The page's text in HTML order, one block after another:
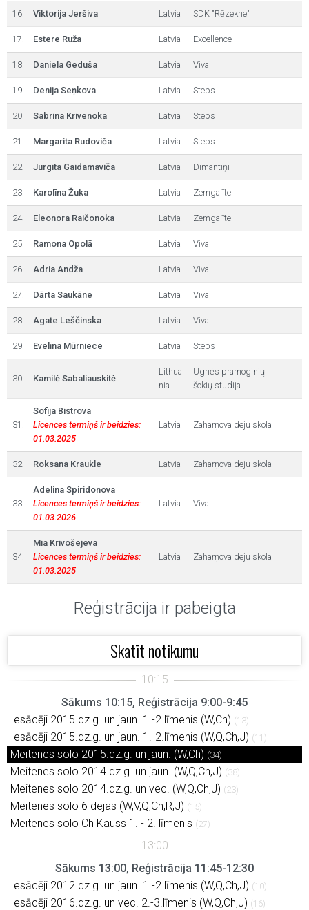
16. Viktorija Jeršiva Latvia SDK "Rēzekne"
17. Estere Ruža Latvia Excellence
18. Daniela Geduša Latvia Viva
19. Denija Seņkova Latvia Steps
20. Sabrina Krivenoka Latvia Steps
21. Margarita Rudoviča Latvia Steps
22. Jurgita Gaidamaviča Latvia Dimantiņi
23. Karolīna Žuka Latvia Zemgalīte
24. Eleonora Raičonoka Latvia Zemgalīte
25. Ramona Opolā Latvia Viva
26. Adria Andža Latvia Viva
27. Dārta Saukāne Latvia Viva
28. Agate Leščinska Latvia Viva
29. Evelīna Mūrniece Latvia Steps
30. Kamilė Sabaliauskitė
Lithua
nia
Ugnės pramoginių
šokių studija
31.
Sofija Bistrova
Licences termiņš ir beidzies:
01.03.2025
Latvia Zaharņova deju skola
32. Roksana Kraukle Latvia Zaharņova deju skola
33.
Adelina Spiridonova
Licences termiņš ir beidzies:
01.03.2026
Latvia Viva
34.
Mia Krivošejeva
Licences termiņš ir beidzies:
01.03.2025
Latvia Zaharņova deju skola
Reģistrācija ir pabeigta
Skatīt notikumu
Sākums 10:15, Reģistrācija 9:00-9:45
Iesācēji 2015.dz.g. un jaun. 1.-2.līmenis (W,Ch) (13)
Iesācēji 2015.dz.g. un jaun. 1.-2.līmenis (W,Q,Ch,J) (11)
Meitenes solo 2015.dz.g. un jaun. (W,Ch) (34)
Meitenes solo 2014.dz.g. un jaun. (W,Q,Ch,J) (38)
Meitenes solo 2014.dz.g. un vec. (W,Q,Ch,J) (23)
Meitenes solo 6 dejas (W,V,Q,Ch,R,J) (15)
Meitenes solo Ch Kauss 1. - 2. līmenis (27)
Sākums 13:00, Reģistrācija 11:45-12:30
Iesācēji 2012.dz.g. un jaun. 1.-2.līmenis (W,Q,Ch,J) (10)
Iesācēji 2016.dz.g. un vec. 2.-3.līmenis (W,Q,Ch,J) (16)